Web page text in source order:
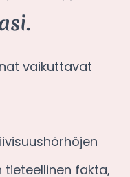
vaikuttavat
fakta,